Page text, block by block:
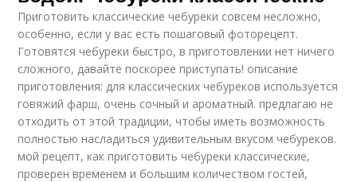
Приготовить классические чебуреки совсем несложно,
особенно, если у вас есть пошаговый фоторецепт.
Готовятся чебуреки быстро, в приготовлении нет ничего
сложного, давайте поскорее приступать! описание
приготовления: для классических чебуреков используется
говяжий фарш, очень сочный и ароматный. предлагаю не
отходить от этой традиции, чтобы иметь возможность
полностью насладиться удивительным вкусом чебуреков.
мой рецепт, как приготовить чебуреки классические,
проверен временем и большим количеством гостей,